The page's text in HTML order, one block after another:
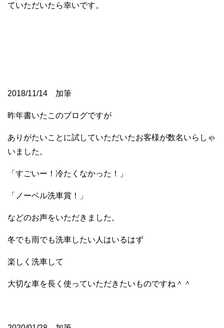
ていただいたら幸いです。
2018/11/14 加筆
昨年書いたこのブログですが
ありがたいことに試していただいたお客様が数名いらしゃ
いました。
「すごいー！冷たくなかった！」
「ノーベル洗車賞！」
などのお声をいただきました。
冬でも雨でも洗車したい人はいるはず
楽しく洗車して
大切な車を長く使っていただきたいものですね＾＾